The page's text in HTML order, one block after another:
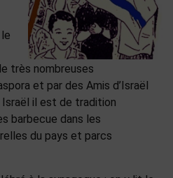
très nombreuses
et par des Amis d’Israël
Israël il est de tradition
barbecue dans les
du pays et parcs